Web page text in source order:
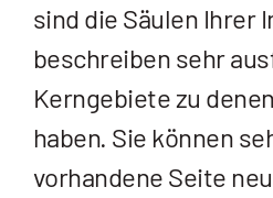
sind die Säulen Ihrer
beschreiben sehr
Kerngebiete zu
haben. Sie können
vorhandene Seite